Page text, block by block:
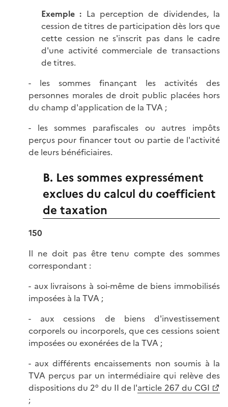
Exemple : La perception de dividendes, la
cession de titres de participation dès lors que
cette cession ne s'inscrit pas dans le cadre
d'une activité commerciale de transactions
de titres.
- les sommes finançant les activités des
personnes morales de droit public placées hors
du champ d'application de la TVA ;
- les sommes parafiscales ou autres impôts
perçus pour financer tout ou partie de l'activité
de leurs bénéficiaires.
B. Les sommes expressément
exclues du calcul du coefficient
de taxation
150
Il ne doit pas être tenu compte des sommes
correspondant :
- aux livraisons à soi-même de biens immobilisés
imposées à la TVA ;
- aux cessions de biens d'investissement
corporels ou incorporels, que ces cessions soient
imposées ou exonérées de la TVA ;
- aux différents encaissements non soumis à la
TVA perçus par un intermédiaire qui relève des
dispositions du 2° du II de l'article 267 du CGI
;